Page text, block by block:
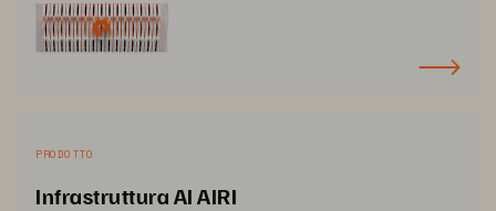
PRODOTTO
Infrastruttura AI AIRI